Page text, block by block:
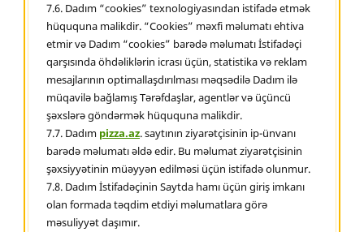
7.6. Dadım “cookies” texnologiyasından istifadə etmək
hüququna malikdir. “Cookies” məxfi məlumatı ehtiva
etmir və Dadım “cookies” barədə məlumatı İstifadəçi
qarşısında öhdəliklərin icrası üçün, statistika və reklam
mesajlarının optimallaşdırılması məqsədilə Dadım ilə
müqavilə bağlamış Tərəfdaşlar, agentlər və üçüncü
şəxslərə göndərmək hüququna malikdir.
7.7. Dadım pizza.az. saytının ziyarətçisinin ip-ünvanı
barədə məlumatı əldə edir. Bu məlumat ziyarətçisinin
şəxsiyyətinin müəyyən edilməsi üçün istifadə olunmur.
7.8. Dadım İstifadəçinin Saytda hamı üçün giriş imkanı
olan formada təqdim etdiyi məlumatlara görə
məsuliyyət daşımır.